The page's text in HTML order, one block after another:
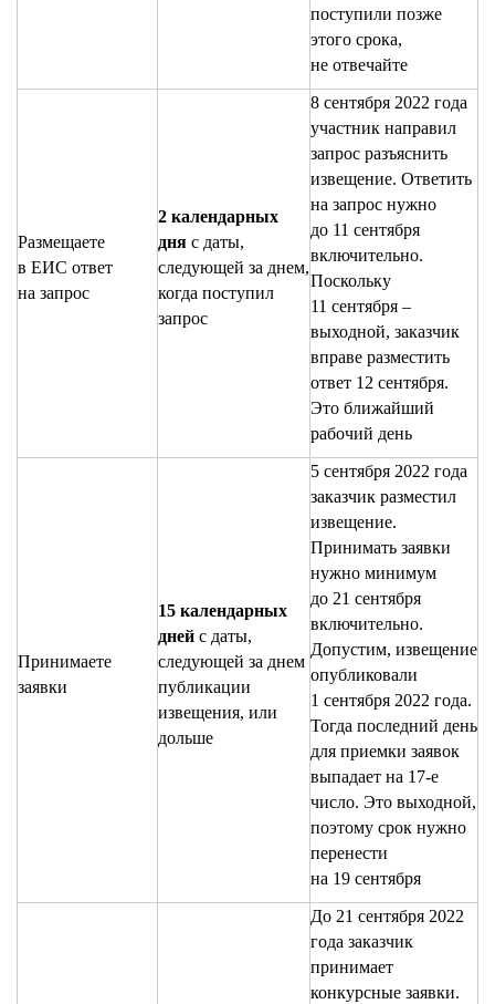
поступили позже
этого срока,
не отвечайте
Размещаете
в ЕИС ответ
на запрос
2 календарных
дня с даты,
следующей за днем,
когда поступил
запрос
8 сентября 2022 года
участник направил
запрос разъяснить
извещение. Ответить
на запрос нужно
до 11 сентября
включительно.
Поскольку
11 сентября –
выходной, заказчик
вправе разместить
ответ 12 сентября.
Это ближайший
рабочий день
Принимаете
заявки
15 календарных
дней с даты,
следующей за днем
публикации
извещения, или
дольше
5 сентября 2022 года
заказчик разместил
извещение.
Принимать заявки
нужно минимум
до 21 сентября
включительно.
Допустим, извещение
опубликовали
1 сентября 2022 года.
Тогда последний день
для приемки заявок
выпадает на 17-е
число. Это выходной,
поэтому срок нужно
перенести
на 19 сентября
До 21 сентября 2022
года заказчик
принимает
конкурсные заявки.